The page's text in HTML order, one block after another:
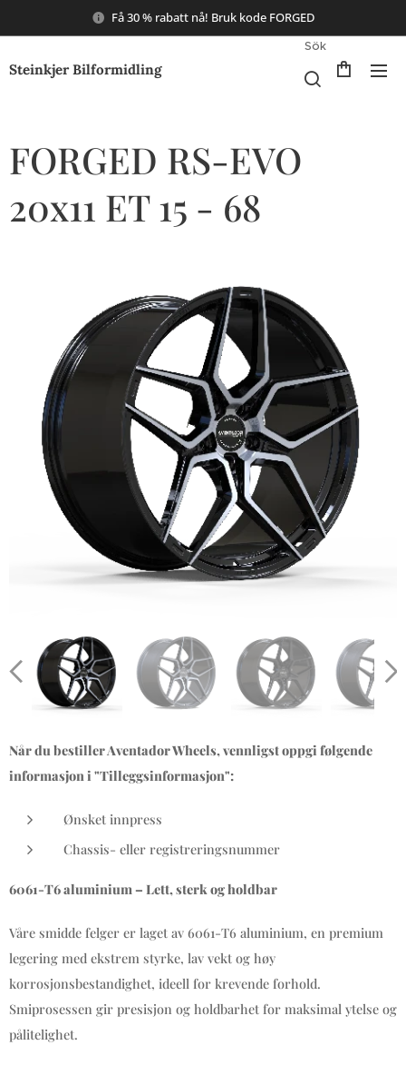
Få 30 % rabatt nå! Bruk kode FORGED
Steinkjer Bilformidling
Sök
FORGED RS-EVO
20x11 ET 15 - 68
Når du bestiller Aventador Wheels, vennligst oppgi følgende
informasjon i "Tilleggsinformasjon":
Ønsket innpress
Chassis- eller registreringsnummer
6061-T6 aluminium – Lett, sterk og holdbar
Våre smidde felger er laget av 6061-T6 aluminium, en premium
legering med ekstrem styrke, lav vekt og høy
korrosjonsbestandighet, ideell for krevende forhold.
Smiprosessen gir presisjon og holdbarhet for maksimal ytelse og
pålitelighet.